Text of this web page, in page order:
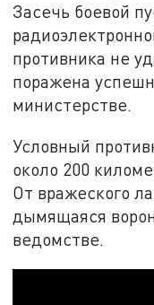
Засечь боевой
противника не
поражена
министерстве.
Условный
около 200
От вражеского
дымящаяся
ведомстве.